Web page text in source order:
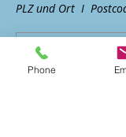
PLZ und Ort I
Phone